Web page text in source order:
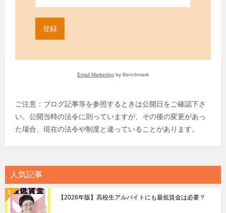
登録
Email Marketing by Benchmark
ご注意：ブログ記事等を参照するときは公開日をご確認下さ
い。公開当時の法令に則っていますが、その後の変更があっ
た場合、現在の法令や制度と違っていることがあります。
人気記事
【2026年版】高校生アルバイトにも最低賃金は必要？